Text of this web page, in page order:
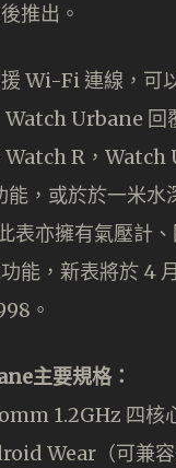
推出。
Wi-Fi 連線，可
Watch Urbane 回
Watch R，Watch
能，或於於一米水
表亦擁有氣壓計
能，新表將於 4
。
主要規格：
1.2GHz 四核
Wear（可兼